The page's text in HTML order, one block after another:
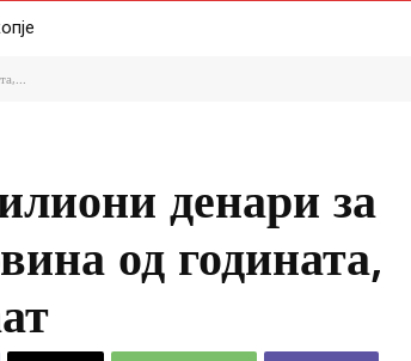
кризата со водата во Гостивар продолжи
денари за
од годината,